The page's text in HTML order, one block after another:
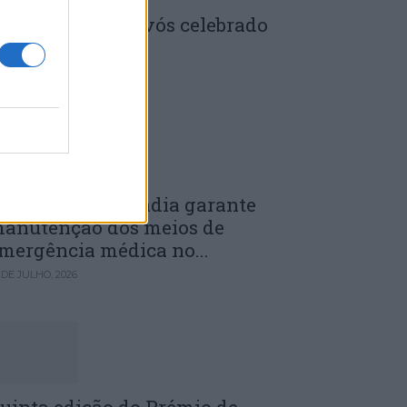
Penela: Dia dos Avós celebrado
comunidade
Município de Anadia garante
dos meios de
médica no...
JULHO, 2026